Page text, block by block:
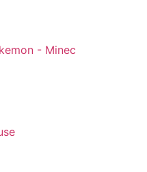
- Minec